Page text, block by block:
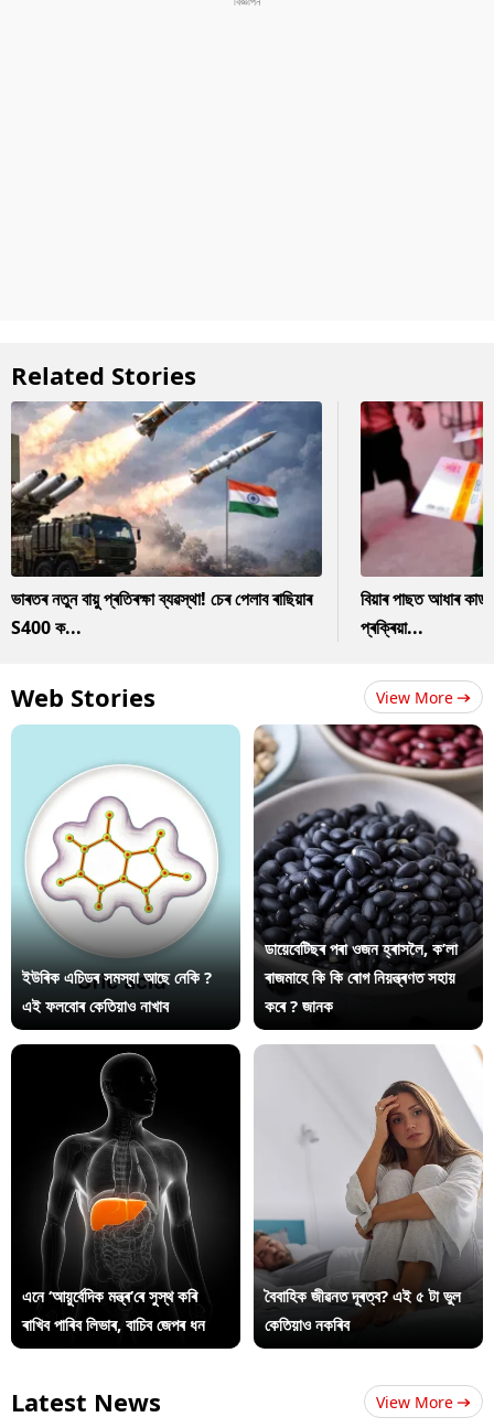
Related Stories
ভাৰতৰ নতুন বায়ু প্ৰতিৰক্ষা ব্যৱস্থা! চেৰ পেলাব ৰাছিয়াৰ
S400 ক...
বিয়াৰ পাছত আধাৰ
প্ৰক্ৰিয়া...
Web Stories View More
ইউৰিক এচিডৰ সমস্যা আছে নেকি ?
এই ফলবোৰ কেতিয়াও নাখাব
ডায়েবেটিছৰ পৰা ওজন হ্ৰাসলৈ, ক’লা
ৰাজমাহে কি কি ৰোগ নিয়ন্ত্ৰণত সহায়
কৰে ? জানক
এনে ‘আয়ুৰ্বেদিক মন্ত্ৰ’ৰে সুস্থ কৰি
ৰাখিব পাৰিব লিভাৰ, বাচিব জেপৰ ধন
বৈবাহিক জীৱনত দূৰত্ব? এই ৫ টা ভুল
কেতিয়াও নকৰিব
Latest News View More